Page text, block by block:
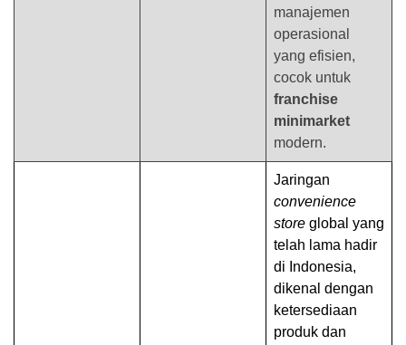
manajemen
operasional
yang efisien,
cocok untuk
franchise
minimarket
modern.
Jaringan
convenience
store global yang
telah lama hadir
di Indonesia,
dikenal dengan
ketersediaan
produk dan